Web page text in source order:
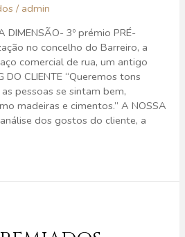
/ admin
DIMENSÃO- 3º prémio PRÉ-
no concelho do Barreiro, a
comercial de rua, um antigo
DO CLIENTE “Queremos tons
pessoas se sintam bem,
madeiras e cimentos.” A NOSSA
dos gostos do cliente, a